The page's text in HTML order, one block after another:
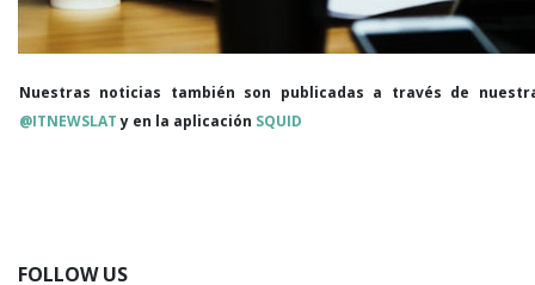
Nuestras noticias también son publicadas a través de
@ITNEWSLATy en la aplicación SQUID
FOLLOW US